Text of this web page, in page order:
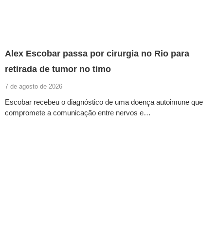
Alex Escobar passa por cirurgia no Rio para
retirada de tumor no timo
7 de agosto de 2026
Escobar recebeu o diagnóstico de uma doença autoimune que
compromete a comunicação entre nervos e…